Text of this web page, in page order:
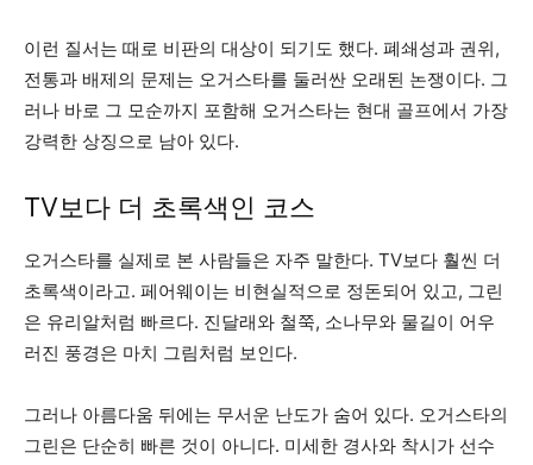
이런 질서는 때로 비판의 대상이 되기도 했다. 폐쇄성과 권위,
전통과 배제의 문제는 오거스타를 둘러싼 오래된 논쟁이다. 그
러나 바로 그 모순까지 포함해 오거스타는 현대 골프에서 가장
강력한 상징으로 남아 있다.
TV보다 더 초록색인 코스
오거스타를 실제로 본 사람들은 자주 말한다. TV보다 훨씬 더
초록색이라고. 페어웨이는 비현실적으로 정돈되어 있고, 그린
은 유리알처럼 빠르다. 진달래와 철쭉, 소나무와 물길이 어우
러진 풍경은 마치 그림처럼 보인다.
그러나 아름다움 뒤에는 무서운 난도가 숨어 있다. 오거스타의
그린은 단순히 빠른 것이 아니다. 미세한 경사와 착시가 선수